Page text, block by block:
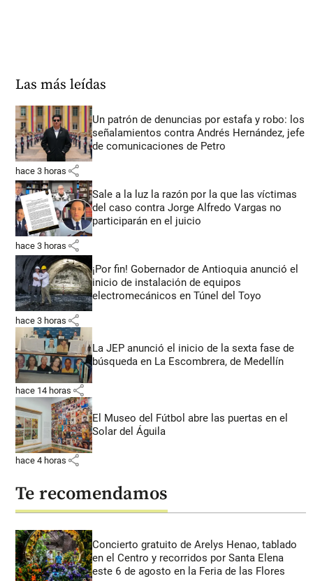
Las más leídas
Un patrón de denuncias por estafa y robo: los
señalamientos contra Andrés Hernández, jefe
de comunicaciones de Petro
hace 3 horas share
Sale a la luz la razón por la que las víctimas
del caso contra Jorge Alfredo Vargas no
participarán en el juicio
hace 3 horas share
¡Por fin! Gobernador de Antioquia anunció el
inicio de instalación de equipos
electromecánicos en Túnel del Toyo
hace 3 horas share
La JEP anunció el inicio de la sexta fase de
búsqueda en La Escombrera, de Medellín
hace 14 horas share
El Museo del Fútbol abre las puertas en el
Solar del Águila
hace 4 horas share
Te recomendamos
Concierto gratuito de Arelys Henao, tablado
en el Centro y recorridos por Santa Elena
este 6 de agosto en la Feria de las Flores